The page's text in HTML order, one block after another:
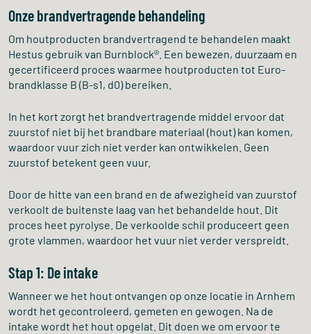
Onze brandvertragende behandeling
Om houtproducten brandvertragend te behandelen maakt
Hestus gebruik van Burnblock®. Een bewezen, duurzaam en
gecertificeerd proces waarmee houtproducten tot Euro-
brandklasse B (B-s1, d0) bereiken.
In het kort zorgt het brandvertragende middel ervoor dat
zuurstof niet bij het brandbare materiaal (hout) kan komen,
waardoor vuur zich niet verder kan ontwikkelen. Geen
zuurstof betekent geen vuur.
Door de hitte van een brand en de afwezigheid van zuurstof
verkoolt de buitenste laag van het behandelde hout. Dit
proces heet pyrolyse. De verkoolde schil produceert geen
grote vlammen, waardoor het vuur niet verder verspreidt.
Stap 1: De intake
Wanneer we het hout ontvangen op onze locatie in Arnhem
wordt het gecontroleerd, gemeten en gewogen. Na de
intake wordt het hout opgelat. Dit doen we om ervoor te